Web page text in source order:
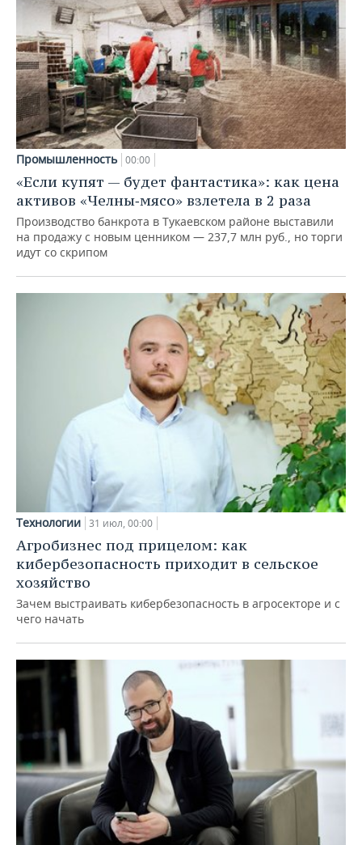
Промышленность 00:00
«Если купят — будет фантастика»: как цена
активов «Челны‑мясо» взлетела в 2 раза
Производство банкрота в Тукаевском районе выставили
на продажу с новым ценником — 237,7 млн руб., но торги
идут со скрипом
Технологии 31 июл, 00:00
Агробизнес под прицелом: как
кибербезопасность приходит в сельское
хозяйство
Зачем выстраивать кибербезопасность в агросекторе и с
чего начать